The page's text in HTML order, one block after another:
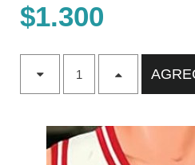
$1.300